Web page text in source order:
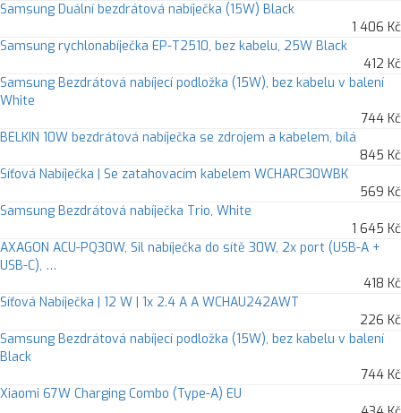
Samsung Duální bezdrátová nabíječka (15W) Black
1 406 Kč
Samsung rychlonabíječka EP-T2510, bez kabelu, 25W Black
412 Kč
Samsung Bezdrátová nabíjecí podložka (15W), bez kabelu v balení
White
744 Kč
BELKIN 10W bezdrátová nabíječka se zdrojem a kabelem, bílá
845 Kč
Síťová Nabíječka | Se zatahovacím kabelem WCHARC30WBK
569 Kč
Samsung Bezdrátová nabíječka Trio, White
1 645 Kč
AXAGON ACU-PQ30W, Sil nabíječka do sítě 30W, 2x port (USB-A +
USB-C), …
418 Kč
Síťová Nabíječka | 12 W | 1x 2.4 A A WCHAU242AWT
226 Kč
Samsung Bezdrátová nabíjecí podložka (15W), bez kabelu v balení
Black
744 Kč
Xiaomi 67W Charging Combo (Type-A) EU